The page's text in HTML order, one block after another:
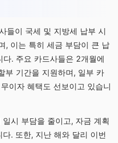
들이 국세 및 지방세 납부 시
, 이는 특히 세금 부담이 큰 납
. 주요 카드사들은 2개월에
부 기간을 지원하며, 일부 카
이자 혜택도 선보이고 있습니
시 부담을 줄이고, 자금 계획
. 또한, 지난 해와 달리 이번